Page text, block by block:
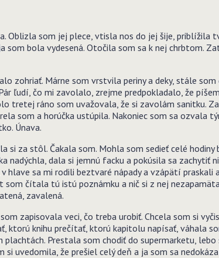
Oblizla som jej plece, vtisla nos do jej šije, priblížila
som bola vydesená. Otočila som sa k nej chrbtom.
zohriať. Márne som vrstvila periny a deky, stále
ľudí, čo mi zavolalo, zrejme predpokladalo, že
tretej ráno som uvažovala, že si zavolám sanitku.
som a horúčka ustúpila. Nakoniec som sa ozvala
Únava.
si za stôl. Čakala som. Mohla som sedieť celé
nadýchla, dala si jemnú facku a pokúsila sa zachytiť
sa mi rodili beztvaré nápady a vzápätí praskali
som čítala tú istú poznámku a nič si z nej
zavalená.
zapisovala veci, čo treba urobiť. Chcela som si
ktorú knihu prečítať, ktorú kapitolu napísať, váhala
Prestala som chodiť do supermarketu,
uvedomila, že prešiel celý deň a ja som sa